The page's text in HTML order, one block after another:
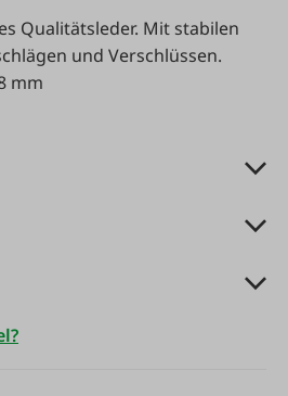
Qualitätsleder. Mit stabilen
und Verschlüssen.
mm